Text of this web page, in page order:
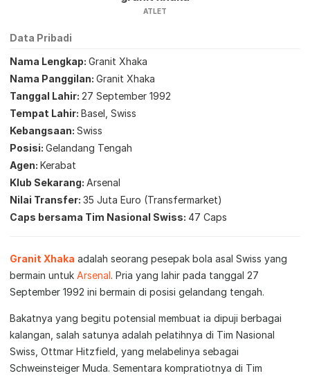
ATLET
Data Pribadi
Nama Lengkap Granit Xhaka
Nama Panggilan Granit Xhaka
Tanggal Lahir 27 September 1992
Tempat Lahir Basel, Swiss
Kebangsaan Swiss
Posisi Gelandang Tengah
Agen Kerabat
Klub Sekarang Arsenal
Nilai Transfer 35 Juta Euro (Transfermarket)
Caps bersama Tim Nasional Swiss 47 Caps
Granit Xhaka adalah seorang pesepak bola asal Swiss yang
bermain untuk Arsenal. Pria yang lahir pada tanggal 27
September 1992 ini bermain di posisi gelandang tengah.
Bakatnya yang begitu potensial membuat ia dipuji berbagai
kalangan, salah satunya adalah pelatihnya di Tim Nasional
Swiss, Ottmar Hitzfield, yang melabelinya sebagai
Schweinsteiger Muda. Sementara kompratiotnya di Tim